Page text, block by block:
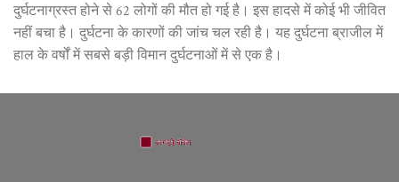
दुर्घटनाग्रस्त होने से 62 लोगों की मौत हो गई है। इस हादसे में कोई भी जीवित
नहीं बचा है। दुर्घटना के कारणों की जांच चल रही है। यह दुर्घटना ब्राजील में
हाल के वर्षों में सबसे बड़ी विमान दुर्घटनाओं में से एक है।